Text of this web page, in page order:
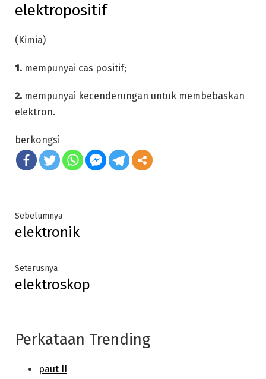
elektropositif
(Kimia)
1. mempunyai cas positif;
2. mempunyai kecenderungan untuk membebaskan
elektron.
berkongsi
Post
navigation
SebelumnyaPrevious
post:
elektronik
SeterusnyaNext
post:
elektroskop
Perkataan Trending